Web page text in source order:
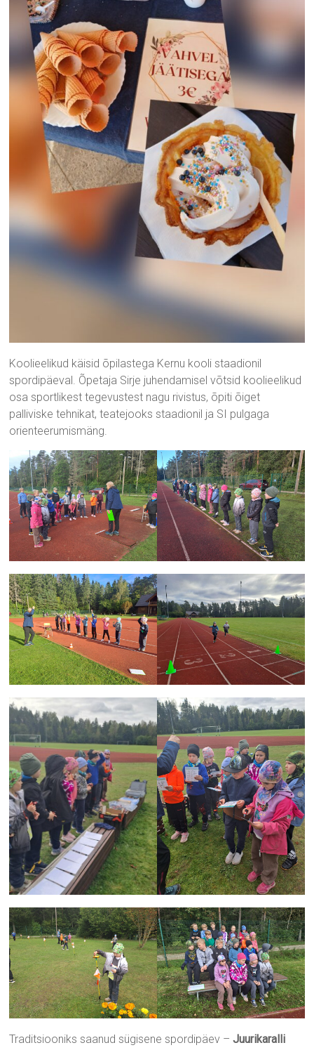
Koolieelikud käisid õpilastega Kernu kooli staadionil
spordipäeval. Õpetaja Sirje juhendamisel võtsid koolieelikud
osa sportlikest tegevustest nagu rivistus, õpiti õiget
palliviske tehnikat, teatejooks staadionil ja SI pulgaga
orienteerumismäng.
Traditsiooniks saanud sügisene spordipäev –Juurikaralli